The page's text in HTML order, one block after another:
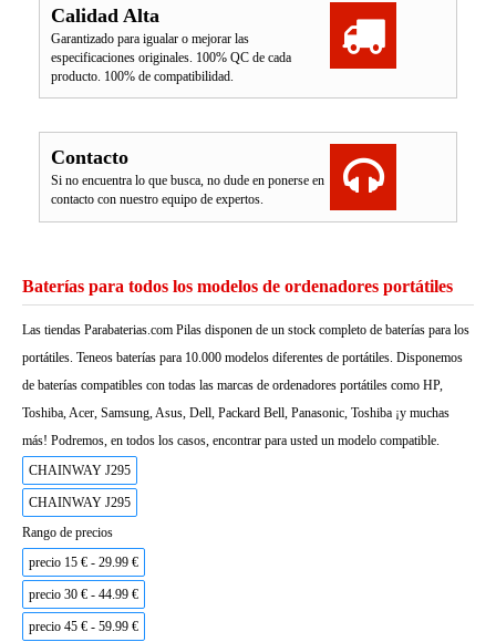
Calidad Alta
Garantizado para igualar o mejorar las
especificaciones originales. 100% QC de cada
producto. 100% de compatibilidad.
Contacto
Si no encuentra lo que busca, no dude en ponerse en
contacto con nuestro equipo de expertos.
Baterías para todos los modelos de ordenadores portátiles
Las tiendas Parabaterias.com Pilas disponen de un stock completo de baterías para los
portátiles. Teneos baterías para 10.000 modelos diferentes de portátiles. Disponemos
de baterías compatibles con todas las marcas de ordenadores portátiles como HP,
Toshiba, Acer, Samsung, Asus, Dell, Packard Bell, Panasonic, Toshiba ¡y muchas
más! Podremos, en todos los casos, encontrar para usted un modelo compatible.
CHAINWAY J295
CHAINWAY J295
Rango de precios
precio 15 € - 29.99 €
precio 30 € - 44.99 €
precio 45 € - 59.99 €